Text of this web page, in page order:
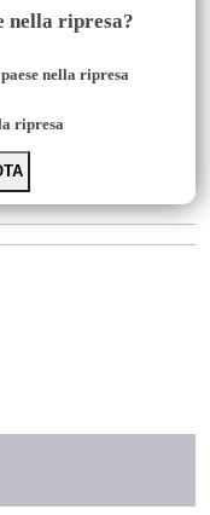
nella ripresa?
nella ripresa
ripresa